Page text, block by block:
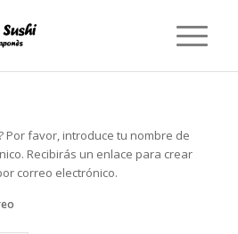
Por favor, introduce tu nombre de
Recibirás un enlace para crear
correo electrónico.